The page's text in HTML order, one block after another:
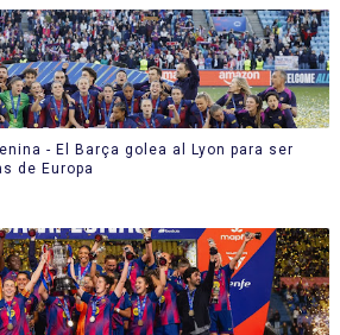
- El Barça golea al Lyon para ser
de Europa